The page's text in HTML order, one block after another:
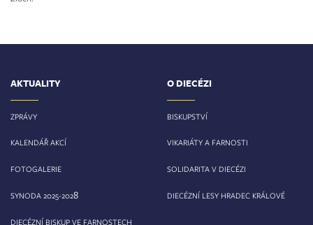
AKTUALITY
ZPRÁVY
KALENDÁŘ AKCÍ
FOTOGALERIE
SYNODA 2025-2028
DIECÉZNÍ BISKUP VE FARNOSTECH
O DIECÉZI
BISKUPSTVÍ
VIKARIÁTY A FARNOSTI
SOLIDARITA V DIECÉZI
DIECÉZNÍ LESY HRADEC KRÁLOVÉ